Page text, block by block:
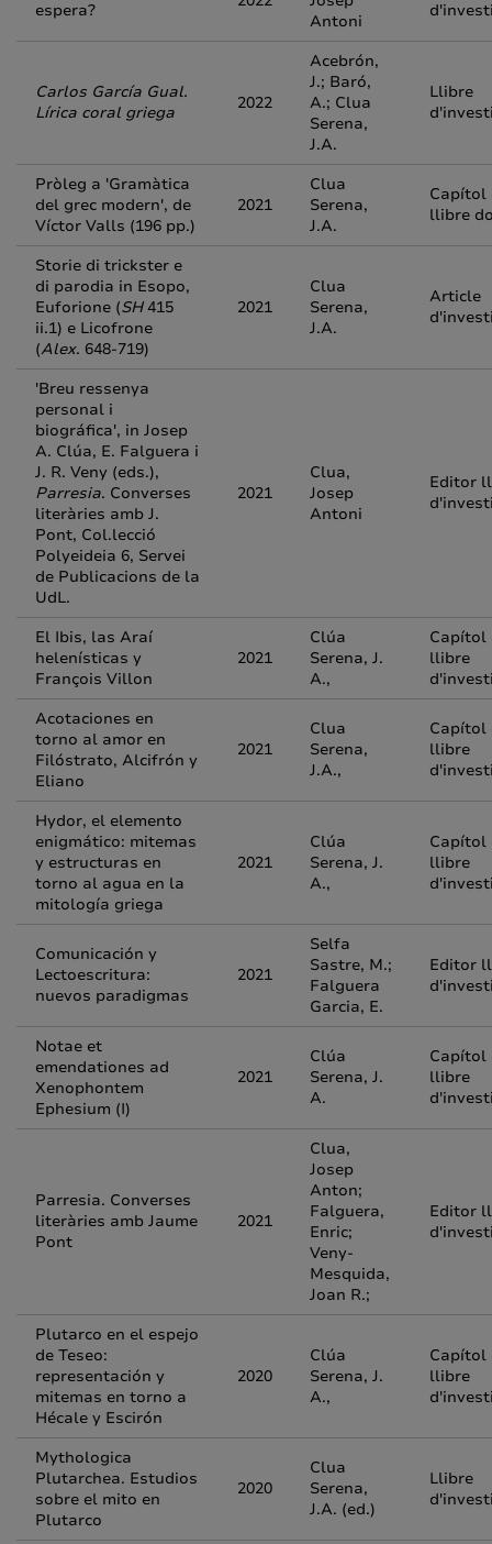
espera?
Antoni
Carlos García Gual.
Lírica coral griega
2022
Acebrón,
J.; Baró,
A.; Clua
Serena,
J.A.
Llibre
Pròleg a 'Gramàtica
del grec modern', de
Víctor Valls (196 pp.)
2021
Clua
Serena,
J.A.
Capítol
llibre
Storie di trickster e
di parodia in Esopo,
Euforione (SH415
ii.1) e Licofrone
(Alex. 648‑719)
2021
Clua
Serena,
J.A.
Article
'Breu ressenya
personal i
biográfica', in Josep
A. Clúa, E. Falguera i
J. R. Veny (eds.),
Parresia. Converses
literàries amb J.
Pont, Col.lecció
Polyeideia 6, Servei
de Publicacions de la
UdL.
2021
Clua,
Josep
Antoni
Editor
El Ibis, las Araí
helenísticas y
François Villon
2021
Clúa
Serena, J.
A.,
Capítol
llibre
Acotaciones en
torno al amor en
Filóstrato, Alcifrón y
Eliano
2021
Clua
Serena,
J.A.,
Capítol
llibre
Hydor, el elemento
enigmático: mitemas
y estructuras en
torno al agua en la
mitología griega
2021
Clúa
Serena, J.
A.,
Capítol
llibre
Comunicación y
Lectoescritura:
nuevos paradigmas
2021
Selfa
Sastre, M.;
Falguera
Garcia, E.
Editor
Notae et
emendationes ad
Xenophontem
Ephesium (I)
2021
Clúa
Serena, J.
A.
Capítol
llibre
Parresia. Converses
literàries amb Jaume
Pont
2021
Clua,
Josep
Anton;
Falguera,
Enric;
Veny-
Mesquida,
Joan R.;
Editor
Plutarco en el espejo
de Teseo:
representación y
mitemas en torno a
Hécale y Escirón
2020
Clúa
Serena, J.
A.,
Capítol
llibre
Mythologica
Plutarchea. Estudios
sobre el mito en
Plutarco
2020
Clua
Serena,
J.A. (ed.)
Llibre